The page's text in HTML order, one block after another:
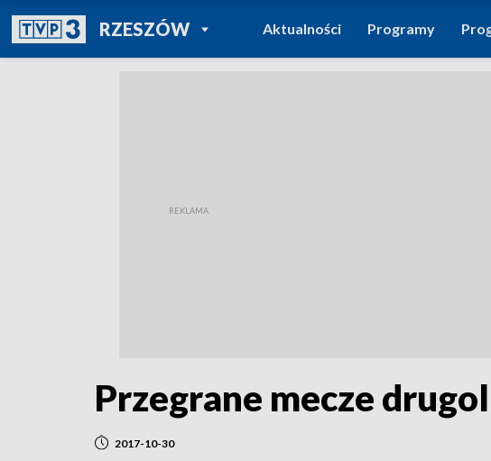
RZESZÓWPOWRÓT DO
TVP REGIONY
Aktualności Programy
Przegrane mecze
2017-10-30